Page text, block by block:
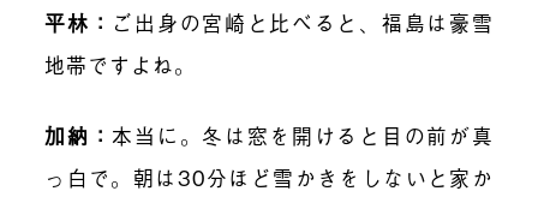
平林 ： ご出身の宮崎と比べると、福島は豪雪
地帯ですよね。
加納 ： 本当に。冬は窓を開けると目の前が真
っ白で。朝は30分ほど雪かきをしないと家か